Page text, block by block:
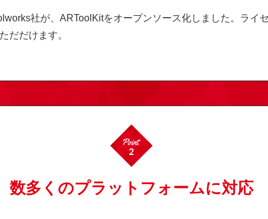
社が、ARToolKitをオープンソース化しました。ライ
だだけます。
数多くのプラットフォームに対応